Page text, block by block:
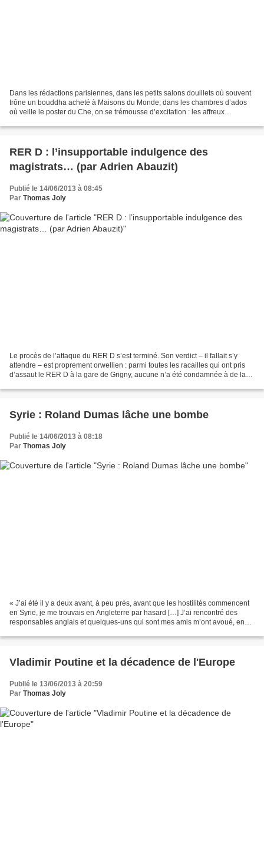
Dans les rédactions parisiennes, dans les petits salons douillets où souvent
trône un bouddha acheté à Maisons du Monde, dans les chambres d’ados
où veille le poster du Che, on se trémousse d’excitation : les affreux
RER D : l’insupportable indulgence des
magistrats… (par Adrien Abauzit)
Publié le 14/06/2013 à 08:45
Par Thomas Joly
Le procès de l’attaque du RER D s’est terminé. Son verdict – il fallait s’y
attendre – est proprement orwellien : parmi toutes les racailles qui ont pris
d’assaut le RER D à la gare de Grigny, aucune n’a été condamnée à de la
Syrie : Roland Dumas lâche une bombe
Publié le 14/06/2013 à 08:18
Par Thomas Joly
« J’ai été il y a deux avant, à peu près, avant que les hostilités commencent
en Syrie, je me trouvais en Angleterre par hasard […] J’ai rencontré des
responsables anglais et quelques-uns qui sont mes amis m’ont avoué, en
Vladimir Poutine et la décadence de l'Europe
Publié le 13/06/2013 à 20:59
Par Thomas Joly